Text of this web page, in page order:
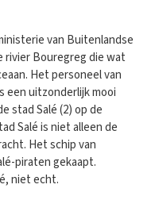
van Buitenlandse
rivier Bouregreg die wat
Het personeel van
een uitzonderlijk mooi
stad Salé (2) op de
Salé is niet alleen de
Het schip van
piraten gekaapt.
niet echt.